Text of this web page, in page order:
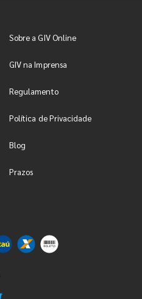
Sobre a GIV Online
GIV na Imprensa
Regulamento
Política de Privacidade
Blog
Prazos